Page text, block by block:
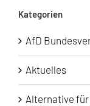
Kategorien
AfD
Aktuelles
Alternative